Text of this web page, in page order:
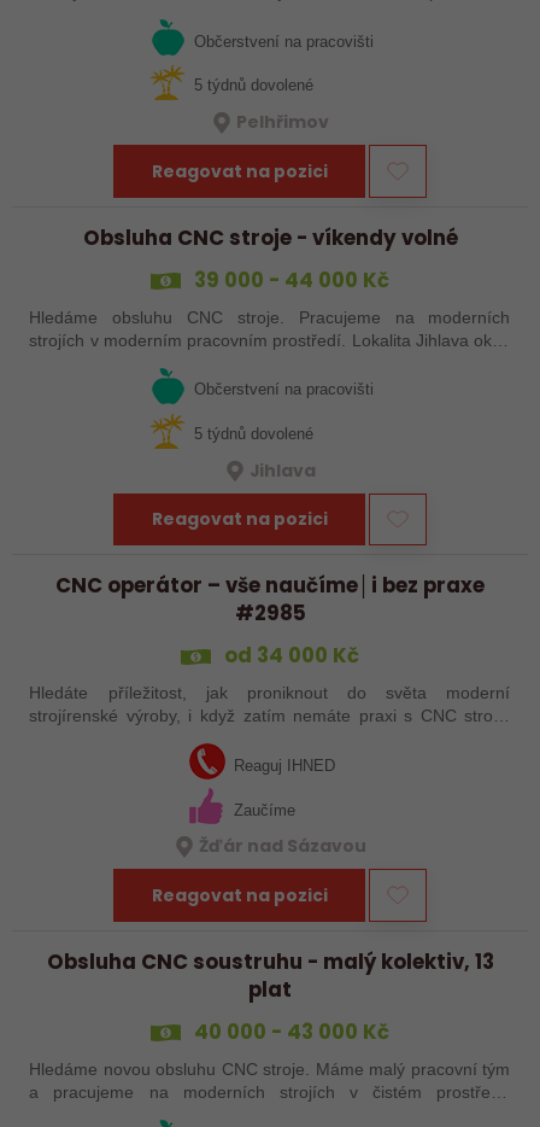
prostředí. Pracovistě 5 km od Jihlavy.
Občerstvení na pracovišti
5 týdnů dovolené
Pelhřimov
Reagovat na pozici
Obsluha CNC stroje - víkendy volné
39 000 - 44 000 Kč
Hledáme obsluhu CNC stroje. Pracujeme na moderních
strojích v moderním pracovním prostředí. Lokalita Jihlava okolí
Občerstvení na pracovišti
5 týdnů dovolené
Jihlava
Reagovat na pozici
CNC operátor – vše naučíme│i bez praxe
#2985
od 34 000 Kč
Hledáte příležitost, jak proniknout do světa moderní
strojírenské výroby, i když zatím nemáte praxi s CNC stroji?
Jsme Sanborn stabilní firma s dlouholetou tradicí a moderním
strojním vybavením.…
Reaguj IHNED
Zaučíme
Žďár nad Sázavou
Reagovat na pozici
Obsluha CNC soustruhu - malý kolektiv, 13
plat
40 000 - 43 000 Kč
Hledáme novou obsluhu CNC stroje. Máme malý pracovní tým
a pracujeme na moderních strojích v čistém prostředí.